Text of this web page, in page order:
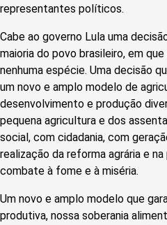
representantes políticos.
Cabe ao governo Lula uma
maioria do povo brasileiro, em
nenhuma espécie. Uma decisão
um novo e amplo modelo de
desenvolvimento e produção
pequena agricultura e dos
social, com cidadania, com
realização da reforma agrária e
combate à fome e à miséria.
Um novo e amplo modelo que
produtiva, nossa soberania